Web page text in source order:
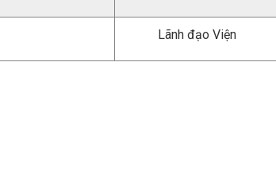
Lãnh đạo Viện